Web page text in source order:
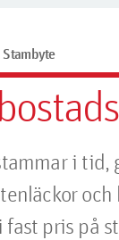
Stambyte
i
fast pris på